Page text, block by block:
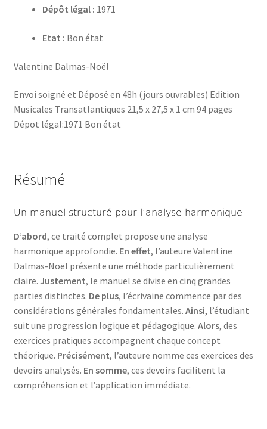
Dépôt légal : 1971
Etat : Bon état
Valentine Dalmas-Noël
Envoi soigné et Déposé en 48h (jours ouvrables) Edition
Musicales Transatlantiques 21,5 x 27,5 x 1 cm 94 pages
Dépot légal:1971 Bon état
Résumé
Un manuel structuré pour l’analyse harmonique
D’abord, ce traité complet propose une analyse
harmonique approfondie. En effet, l’auteure Valentine
Dalmas-Noël présente une méthode particulièrement
claire. Justement, le manuel se divise en cinq grandes
parties distinctes. De plus, l’écrivaine commence par des
considérations générales fondamentales. Ainsi, l’étudiant
suit une progression logique et pédagogique. Alors, des
exercices pratiques accompagnent chaque concept
théorique. Précisément, l’auteure nomme ces exercices des
devoirs analysés. En somme, ces devoirs facilitent la
compréhension et l’application immédiate.